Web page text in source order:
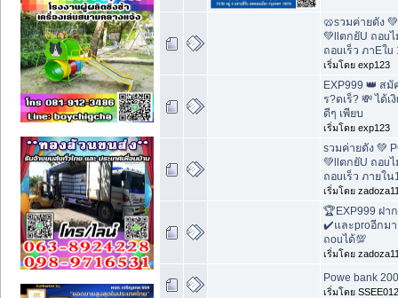
🥨sวมค่ายดัง
💚llตกยัU ถอuไ
ถอuเร็ว ภาEใu
เริ่มโดย exp123
EXP999 👑 ส
ร?ดเร็? 💸 ได้
ดีๆ เพียบ
เริ่มโดย exp123
sวมค่ายดัง 💚
💚llตกยัU ถอuไ
ถอuเร็ว ภายใน
เริ่มโดย
🏆EXP999 ฝา
✔️และproอีกมา
ถouได้💯
เริ่มโดย
Powe bank
เริ่มโดย SSEE012